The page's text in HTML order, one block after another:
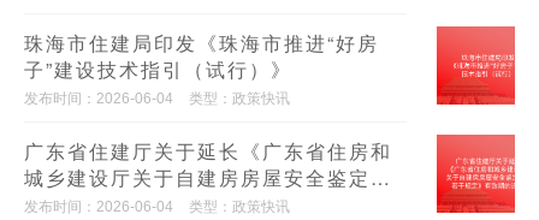
珠海市住建局印发《珠海市推进“好房
子”建设技术指引（试行）》
发布时间：2026-06-04 类型：政策快讯
广东省住建厅关于延长《广东省住房和
城乡建设厅关于自建房房屋安全鉴定管
理的若干规定》有效期的通知，自2026
发布时间：2026-06-04 类型：政策快讯